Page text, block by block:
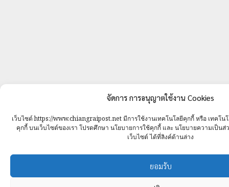
จัดการ การอนุญาตใช้งาน Cookies
เว็บไซต์ https://www.chiangraipost.net มีการใช้งานเทคโนโลยีคุกกี้ หรือ เทคโ
คุกกี้ บนเว็บไซต์ของเรา โปรดศึกษา นโยบายการใช้คุกกี้ และ นโยบายความเป็น
เว็บไซต์ ได้ที่ลิงค์ด้านล่าง
ยอมรับ